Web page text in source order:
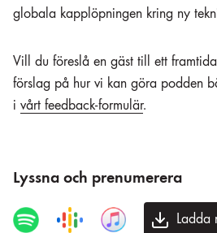
globala kapplöpningen kring ny
Vill du föreslå en gäst till ett
förslag på hur vi kan göra podden
i vårt feedback-formulär.
Lyssna och prenumerera
Ladda